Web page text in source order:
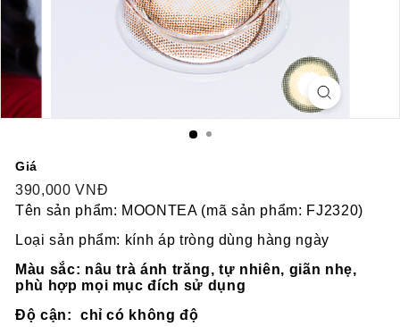
Giá
Regular
price
Sale
price
390,000 VNĐ
VNĐ
Tên sản phẩm: MOONTEA (mã sản phẩm: FJ2320)
Loại sản phẩm: kính áp tròng dùng hàng ngày
Màu sắc: nâu trà ánh trăng, tự nhiên, giãn nhẹ,
phù hợp mọi mục đích sử dụng
Độ cận: chỉ có không độ